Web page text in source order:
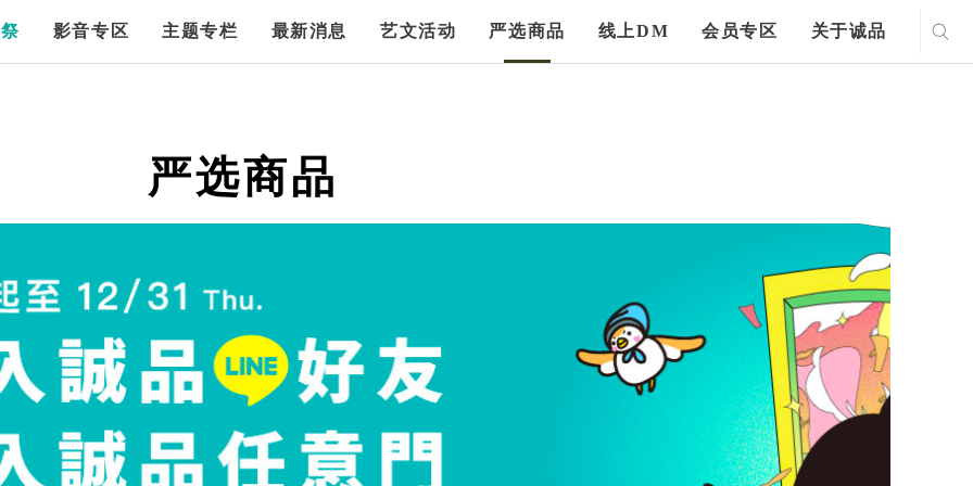
影音专区 主题专栏 最新消息 艺文活动 严选商品 线上DM 会员专区 关于诚品
严选商品